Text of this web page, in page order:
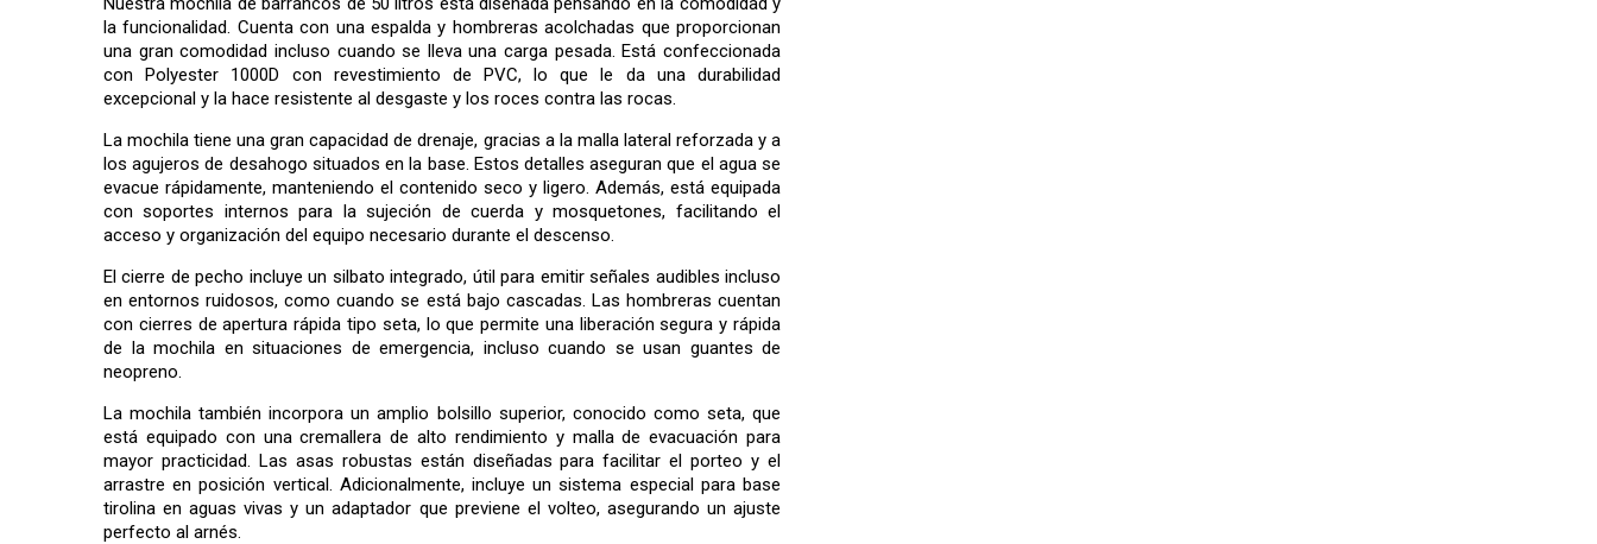
la funcionalidad. Cuenta con una espalda y hombreras acolchadas que proporcionan
una gran comodidad incluso cuando se lleva una carga pesada. Está confeccionada
con Polyester 1000D con revestimiento de PVC, lo que le da una durabilidad
excepcional y la hace resistente al desgaste y los roces contra las rocas.
La mochila tiene una gran capacidad de drenaje, gracias a la malla lateral reforzada y a
los agujeros de desahogo situados en la base. Estos detalles aseguran que el agua se
evacue rápidamente, manteniendo el contenido seco y ligero. Además, está equipada
con soportes internos para la sujeción de cuerda y mosquetones, facilitando el
acceso y organización del equipo necesario durante el descenso.
El cierre de pecho incluye un silbato integrado, útil para emitir señales audibles incluso
en entornos ruidosos, como cuando se está bajo cascadas. Las hombreras cuentan
con cierres de apertura rápida tipo seta, lo que permite una liberación segura y rápida
de la mochila en situaciones de emergencia, incluso cuando se usan guantes de
neopreno.
La mochila también incorpora un amplio bolsillo superior, conocido como seta, que
está equipado con una cremallera de alto rendimiento y malla de evacuación para
mayor practicidad. Las asas robustas están diseñadas para facilitar el porteo y el
arrastre en posición vertical. Adicionalmente, incluye un sistema especial para base
tirolina en aguas vivas y un adaptador que previene el volteo, asegurando un ajuste
perfecto al arnés.